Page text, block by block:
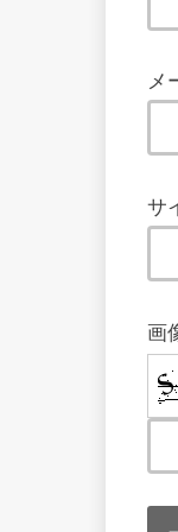
メ
サ
画